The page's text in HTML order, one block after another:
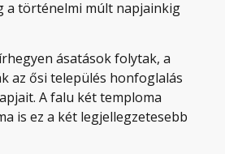
a történelmi múlt napjainkig
ásatások folytak, a
az ősi település honfoglalás
A falu két temploma
is ez a két legjellegzetesebb